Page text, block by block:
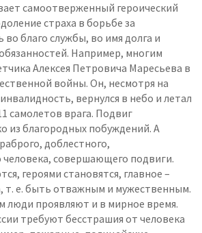
самоотверженный героический
страха в борьбе за
благо службы, во имя долга и
Например, многим
Алексея Петровича Маресьева в
войны. Он, несмотря на
вернулся в небо и летал
самолетов врага. Подвиг
из благородных побуждений. А
доблестного,
совершающего подвиги.
героями становятся, главное –
т. е. быть отважным и мужественным.
люди проявляют и в мирное время.
требуют бесстрашия от человека